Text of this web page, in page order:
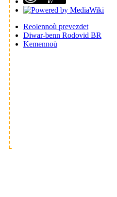
Reolennoù prevezdet
Diwar-benn Rodovid BR
Kemennoù